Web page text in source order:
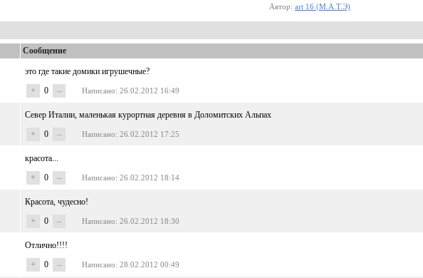
Автор: art 16 (М.А.Т.Э)
Сообщение
это где такие домики игрушечные?
+
0 – Написано: 26.02.2012 16:49
Север Италии, маленькая курортная деревня в Доломитских Альпах
+
0 – Написано: 26.02.2012 17:25
красота...
+
0 – Написано: 26.02.2012 18:14
Красота, чудесно!
+
0 – Написано: 26.02.2012 18:30
Отлично!!!!
+
0 – Написано: 28.02.2012 00:49